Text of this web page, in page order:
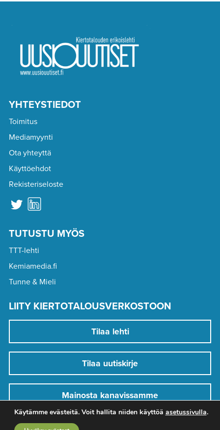
YHTEYSTIEDOT
Toimitus
Mediamyynti
Ota yhteyttä
Käyttöehdot
Rekisteriseloste
TUTUSTU MYÖS
TTT-lehti
Kemiamedia.fi
Tunne & Mieli
LIITY KIERTOTALOUSVERKOSTOON
Tilaa lehti
Tilaa uutiskirje
Mainosta kanavissamme
Käytämme evästeitä. Voit hallita niiden käyttöä asetussivulla.